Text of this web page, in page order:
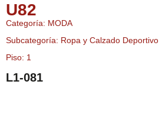
U82
Categoría: MODA
Subcategoría: Ropa y Calzado Deportivo
Piso: 1
L1-081